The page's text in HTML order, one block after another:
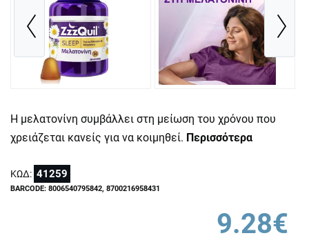
Η μελατονίνη συμβάλλει στη μείωση του χρόνου που
χρειάζεται κανείς για να κοιμηθεί. Περισσότερα
ΚΩΔ: 41259
BARCODE: 8006540795842, 8700216958431
9.28€